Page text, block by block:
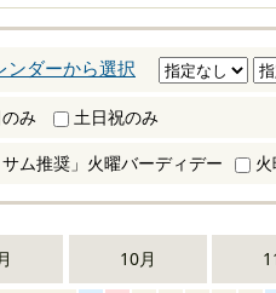
ンダーから選択
み
土日祝のみ
サム推奨」火曜バーディデー
10月